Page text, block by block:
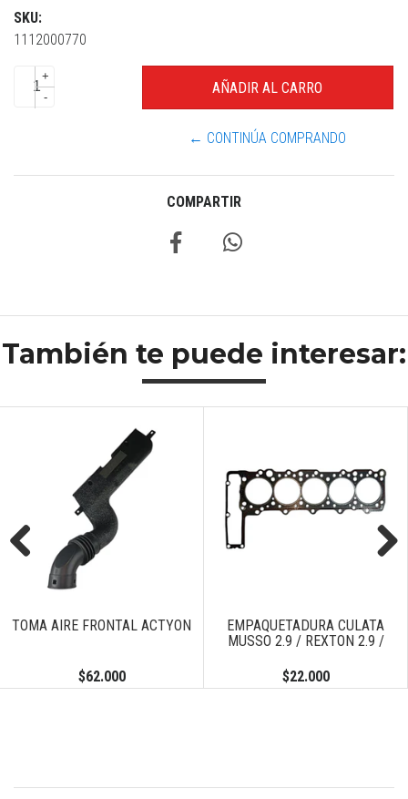
SKU:
1112000770
+
-
← CONTINÚA COMPRANDO
COMPARTIR
También te puede interesar:
TOMA AIRE FRONTAL ACTYON
$62.000
EMPAQUETADURA CULATA
MUSSO 2.9 / REXTON 2.9 /
$22.000
Previous